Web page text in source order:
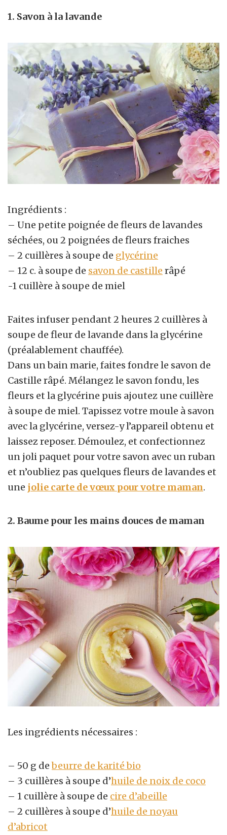
1. Savon à la lavande
Ingrédients :
– Une petite poignée de fleurs de lavandes
séchées, ou 2 poignées de fleurs fraiches
– 2 cuillères à soupe de glycérine
– 12 c. à soupe de savon de castille râpé
-1 cuillère à soupe de miel
Faites infuser pendant 2 heures 2 cuillères à
soupe de fleur de lavande dans la glycérine
(préalablement chauffée).
Dans un bain marie, faites fondre le savon de
Castille râpé. Mélangez le savon fondu, les
fleurs et la glycérine puis ajoutez une cuillère
à soupe de miel. Tapissez votre moule à savon
avec la glycérine, versez-y l’appareil obtenu et
laissez reposer. Démoulez, et confectionnez
un joli paquet pour votre savon avec un ruban
et n’oubliez pas quelques fleurs de lavandes et
une jolie carte de vœux pour votre maman.
2. Baume pour les mains douces de maman
Les ingrédients nécessaires :
– 50 g debeurre de karité bio
– 3 cuillères à soupe d’huile de noix de coco
– 1 cuillère à soupe de cire d’abeille
– 2 cuillères à soupe d’huile de noyau
d’abricot